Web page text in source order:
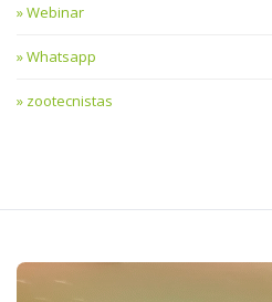
Webinar
Whatsapp
zootecnistas